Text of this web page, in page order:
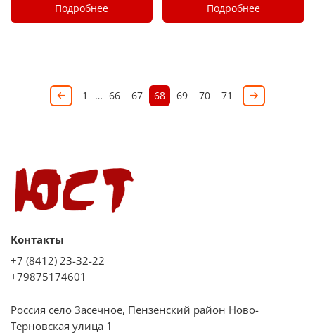
Подробнее Подробнее
1 … 66 67 68 69 70 71
Контакты
+7 (8412) 23-32-22
+79875174601
Россия село Засечное, Пензенский район Ново-
Терновская улица 1